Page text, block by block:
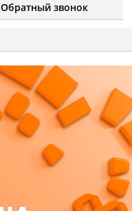
Обратный звонок